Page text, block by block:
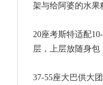
架与给阿婆的水果
20座考斯特适配
层，上层放随身包
37-55座大巴供大